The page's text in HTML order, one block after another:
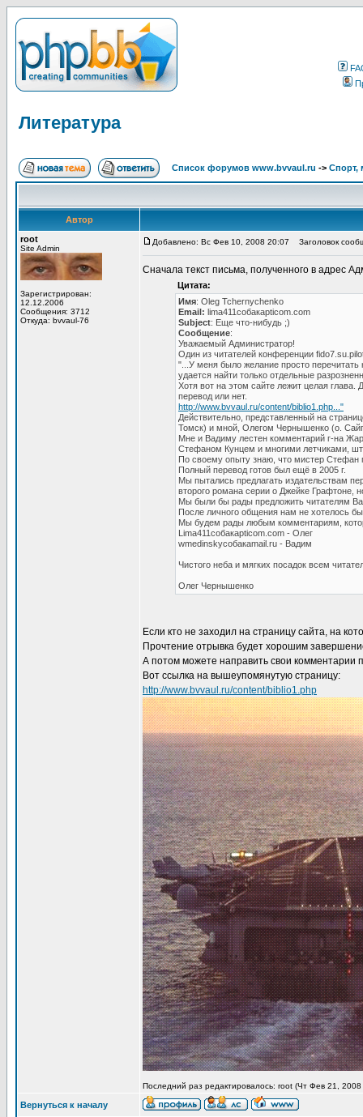
Литература
Список форумов www.bvvaul.ru -> Спорт,
Автор
root
Site Admin
Зарегистрирован:
12.12.2006
Сообщения: 3712
Откуда: bvvaul-76
Добавлено: Вс Фев 10, 2008 20:07 Заголовок
Сначала текст письма, полученного в адрес
Цитата:
Имя: Oleg Tchernychenko
Email: lima411собакаpticom.com
Subject: Еще что-нибудь ;)
Сообщение:
Уважаемый Администратор!
Один из читателей конференции
"...У меня было желание просто
удается найти только отдельные
Хотя вот на этом сайте лежит целая
перевод или нет.
http://www.bvvaul.ru/content/biblio1.php..."
Действительно, представленный на
Томск) и мной, Олегом Чернышенко (о.
Мне и Вадиму лестен комментарий г-на
Стефаном Кунцем и многими летчиками,
По своему опыту знаю, что мистер Стефан
Полный перевод готов был ещё в 2005 г.
Мы пытались предлагать издательствам
второго романа серии о Джейке Графтоне,
Мы были бы рады предложить читателям
После личного общения нам не хотелось бы
Мы будем рады любым комментариям,
Lima411собакаpticom.com - Олег
wmedinskyсобакаmail.ru - Вадим
Чистого неба и мягких посадок всем
Олег Чернышенко
Если кто не заходил на страницу сайта, на
Прочтение отрывка будет хорошим
А потом можете направить свои
Вот ссылка на вышеупомянутую страницу:
http://www.bvvaul.ru/content/biblio1.php
Последний раз редактировалось: root (Чт Фев 21, 2008
Вернуться к началу